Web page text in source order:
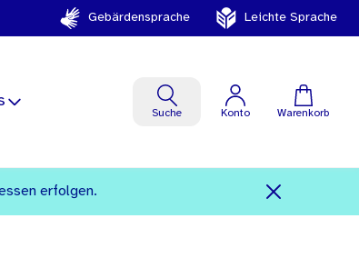
Gebärdensprache Leichte Sprache
Suche Konto Warenkorb
erfolgen.